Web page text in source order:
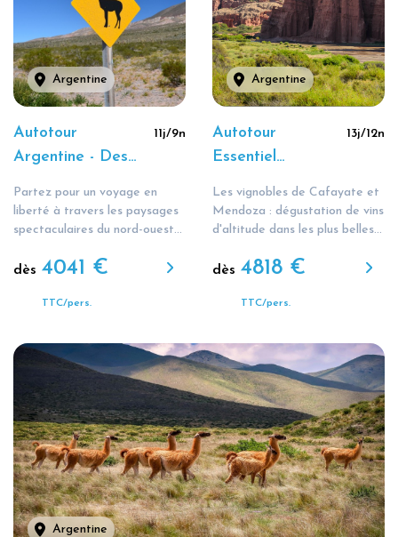
Argentine
Autotour
Argentine - Des
la route 40
mythique
11j/9n
Partez pour un voyage en
liberté à travers les paysages
spectaculaires du nord-ouest...
dès 4041 €
TTC/pers.
Argentine
Autotour
Essentiel
Roues Libres
13j/12n
Les vignobles de Cafayate et
Mendoza : dégustation de vins
d'altitude dans les plus belles...
dès 4818 €
TTC/pers.
Argentine